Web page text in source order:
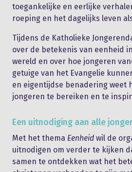
toegankelijke en eerlijke
roeping en het dagelijks leven
Tijdens de Katholieke
over de betekenis van eenheid
wereld en over hoe jongeren
getuige van het Evangelie
en eigentijdse benadering weet
jongeren te bereiken en te
Een uitnodiging aan alle
Met het thema Eenheid wil de
uitnodigen om verder te kijken
samen te ontdekken wat het